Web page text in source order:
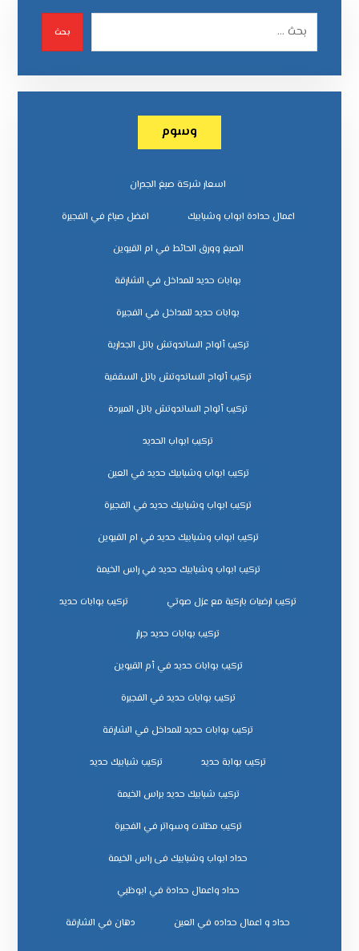
بحث
وسوم
اسعار شركة صبغ الجدران
اعمال حدادة ابواب وشبابيك افضل صباغ في الفجيرة
الصبغ وورق الحائط في ام القيوين
بوابات حديد للمداخل في الشارقة
بوابات حديد للمداخل في الفجيرة
تركيب ألواح الساندوتش بانل الجدارية
تركيب ألواح الساندوتش بانل السقفية
تركيب ألواح الساندوتش بانل المبردة
تركيب ابواب الحديد
تركيب ابواب وشبابيك حديد في العين
تركيب ابواب وشبابيك حديد في الفجيرة
تركيب ابواب وشبابيك حديد في ام القيوين
تركيب ابواب وشبابيك حديد في راس الخيمة
تركيب ارضيات باركية مع عزل صوتي تركيب بوابات حديد
تركيب بوابات حديد جرار
تركيب بوابات حديد في أم القيوين
تركيب بوابات حديد في الفجيرة
تركيب بوابات حديد للمداخل في الشارقة
تركيب بوابة حديد تركيب شبابيك حديد
تركيب شبابيك حديد براس الخيمة
تركيب مظلات وسواتر في الفجيرة
حداد ابواب وشبابيك فى راس الخيمة
حداد واعمال حدادة في ابوظبي
حداد و اعمال حداده في العين دهان في الشارقة